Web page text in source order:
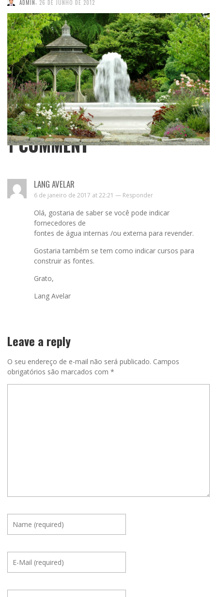
ADMIN 26 DE JUNHO DE 2012
1COMMENT
LANG AVELAR
6 de janeiro de 2017 at 22:21 — Responder
Olá, gostaria de saber se você pode indicar
fornecedores de
fontes de água internas /ou externa para revender.
Gostaria também se tem como indicar cursos para
construir as fontes.
Grato,
Lang Avelar
Leave a reply
O seu endereço de e-mail não será publicado. Campos
obrigatórios são marcados com *